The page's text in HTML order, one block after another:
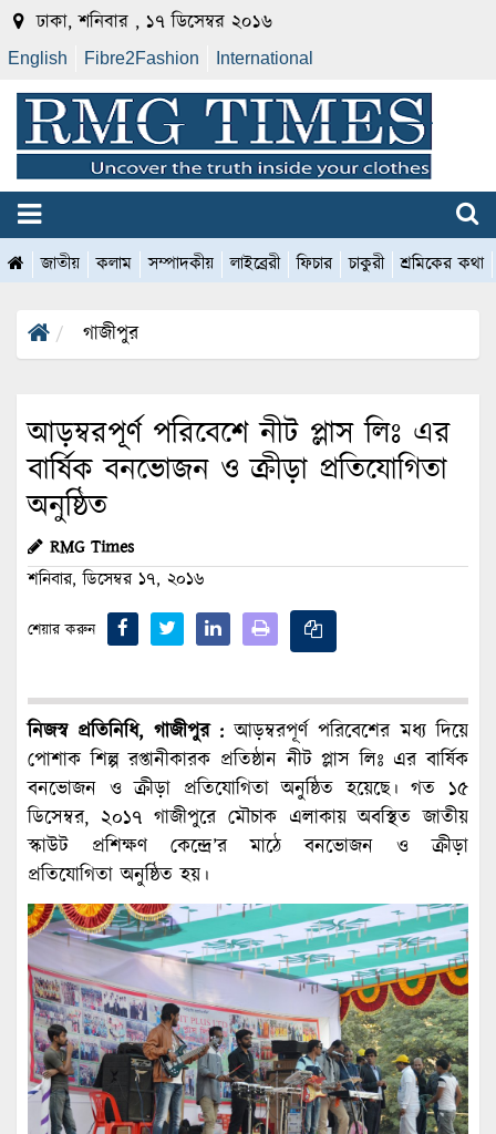
ঢাকা, শনিবার , ১৭ ডিসেম্বর ২০১৬
English Fibre2Fashion International
জাতীয় কলাম সম্পাদকীয় লাইব্রেরী ফিচার চাকুরী শ্রমিকের কথা
গাজীপুর
আড়ম্বরপূর্ণ পরিবেশে নীট প্লাস লিঃ এর
বার্ষিক বনভোজন ও ক্রীড়া প্রতিযোগিতা
অনুষ্ঠিত
RMG Times
শনিবার, ডিসেম্বর ১৭, ২০১৬
শেয়ার করুন
নিজস্ব প্রতিনিধি, গাজীপুর :আড়ম্বরপূর্ণ পরিবেশের মধ্য দিয়ে
পোশাক শিল্প রপ্তানীকারক প্রতিষ্ঠান নীট প্লাস লিঃ এর বার্ষিক
বনভোজন ও ক্রীড়া প্রতিযোগিতা অনুষ্ঠিত হয়েছে। গত ১৫
ডিসেম্বর, ২০১৭ গাজীপুরে মৌচাক এলাকায় অবস্থিত জাতীয়
স্কাউট প্রশিক্ষণ কেন্দ্রে’র মাঠে বনভোজন ও ক্রীড়া
প্রতিযোগিতা অনুষ্ঠিত হয়।